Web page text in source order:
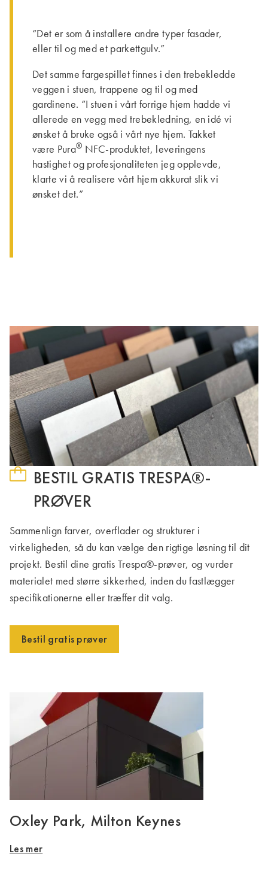
“Det er som å installere andre typer fasader,
eller til og med et parkettgulv.”
Det samme fargespillet finnes i den trebekledde
veggen i stuen, trappene og til og med
gardinene. “I stuen i vårt forrige hjem hadde vi
allerede en vegg med trebekledning, en idé vi
ønsket å bruke også i vårt nye hjem. Takket
være Pura® NFC-produktet, leveringens
hastighet og profesjonaliteten jeg opplevde,
klarte vi å realisere vårt hjem akkurat slik vi
ønsket det.”
BESTIL GRATIS TRESPA®-
PRØVER
Sammenlign farver, overflader og strukturer i
virkeligheden, så du kan vælge den rigtige løsning til dit
projekt. Bestil dine gratis Trespa®-prøver, og vurder
materialet med større sikkerhed, inden du fastlægger
specifikationerne eller træffer dit valg.
Bestil gratis prøver
Oxley Park, Milton Keynes
Les mer